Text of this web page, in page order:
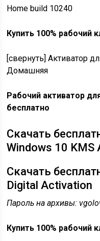
Home build 10240
Купить 100% рабочий
[свернуть] Активатор
Домашняя
Рабочий активатор
бесплатно
Скачать
Windows 10 KMS
Скачать
Digital Activation
Пароль на архивы:
Купить 100% рабочий